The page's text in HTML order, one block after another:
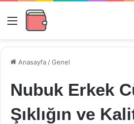
Menü
Anasayfa /Genel
Nubuk Erkek
Şıklığın ve